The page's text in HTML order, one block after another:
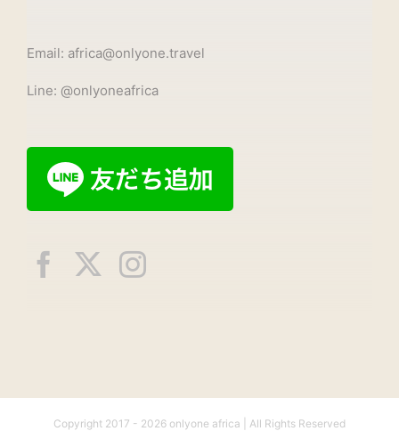
Email: africa@onlyone.travel
Line: @onlyoneafrica
Copyright 2017 - 2026 onlyone africa | All Rights Reserved